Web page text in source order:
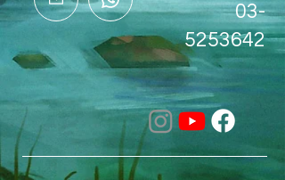
03-
5253642